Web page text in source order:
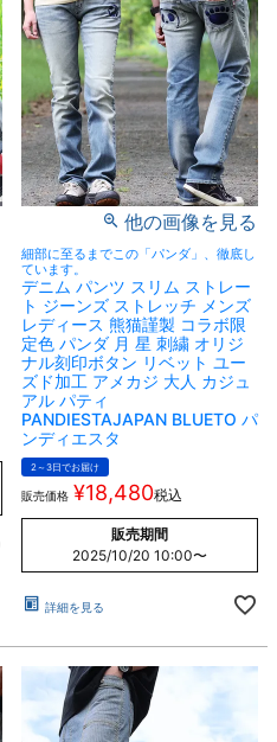
他の画像を見る
細部に至るまでこの「パンダ」、徹底し
ています。
デニム パンツ スリム ストレー
ト ジーンズ ストレッチ メンズ
レディース 熊猫謹製 コラボ限
定色 パンダ 月 星 刺繍 オリジ
ナル刻印ボタン リベット ユー
ズド加工 アメカジ 大人 カジュ
アル パティ
PANDIESTAJAPAN BLUETO パ
ンディエスタ
2～3日でお届け
販売価格 ¥18,480税込
販売期間
2025/10/20 10:00〜
詳細を見る